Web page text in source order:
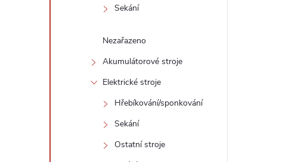
Sekání
Nezařazeno
Akumulátorové stroje
Elektrické stroje
Hřebíkování/sponkování
Sekání
Ostatní stroje